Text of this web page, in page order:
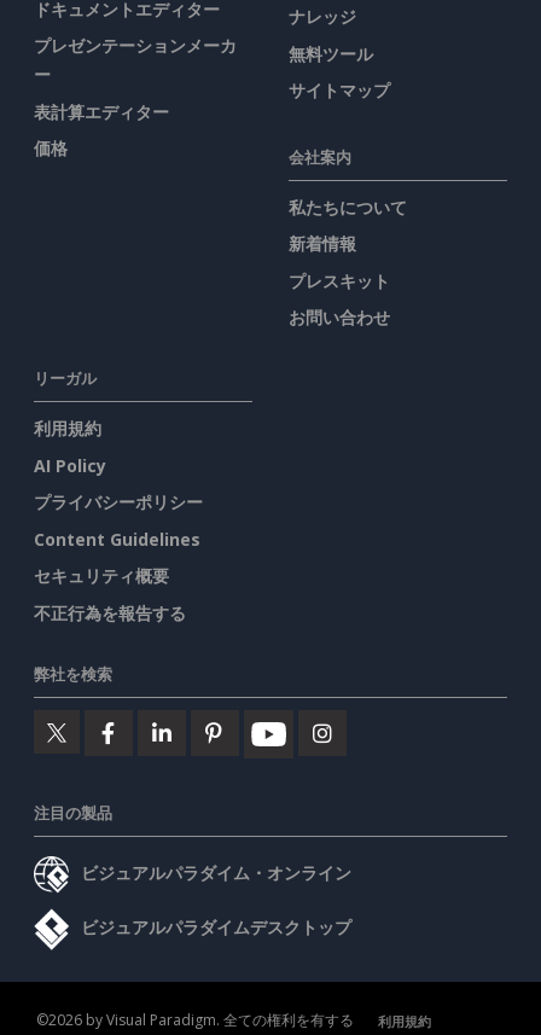
ドキュメントエディター
プレゼンテーションメーカ
ー
表計算エディター
価格
ナレッジ
無料ツール
サイトマップ
会社案内
私たちについて
新着情報
プレスキット
お問い合わせ
リーガル
利用規約
AI Policy
プライバシーポリシー
Content Guidelines
セキュリティ概要
不正行為を報告する
弊社を検索
注目の製品
ビジュアルパラダイム・オンライン
ビジュアルパラダイムデスクトップ
©2026 by Visual Paradigm. 全ての権利を有する 利用規約